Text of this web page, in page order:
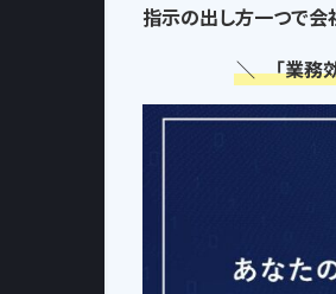
指示の出し方一つで会
＼ 「業務